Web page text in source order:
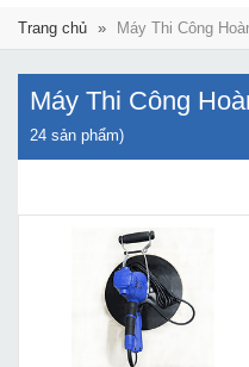
Trang chủ » Máy Thi Công
Máy Thi Công
24 sản phẩm)